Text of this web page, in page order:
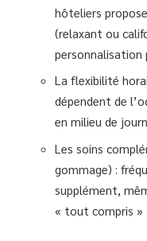
hôteliers
(relaxant ou
personnalisation
La flexibilité
dépendent de
en milieu de
Les soins
gommage) :
supplément,
« tout compris »